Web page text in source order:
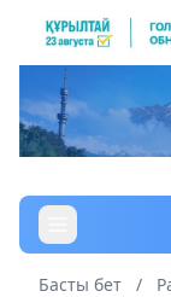
Басты бет /